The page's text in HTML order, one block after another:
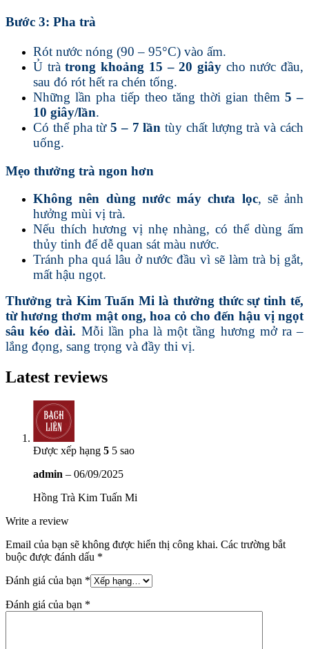
Bước 3: Pha trà
Rót nước nóng (90 – 95°C) vào ấm.
Ủ tràtrong khoảng 15 – 20 giâycho nước đầu,
sau đó rót hết ra chén tống.
Những lần pha tiếp theo tăng thời gian thêm 5 –
10 giây/lần.
Có thể pha từ5 – 7 lần tùy chất lượng trà và cách
uống.
Mẹo thưởng trà ngon hơn
Không nên dùng nước máy chưa lọc, sẽ ảnh
hưởng mùi vị trà.
Nếu thích hương vị nhẹ nhàng, có thể dùng ấm
thủy tinh để dễ quan sát màu nước.
Tránh pha quá lâu ở nước đầu vì sẽ làm trà bị gắt,
mất hậu ngọt.
Thưởng trà Kim Tuấn Mi là thưởng thức sự tinh tế,
từ hương thơm mật ong, hoa cỏ cho đến hậu vị ngọt
sâu kéo dài. Mỗi lần pha là một tầng hương mở ra –
lắng đọng, sang trọng và đầy thi vị.
Latest reviews
Được xếp hạng 5 5 sao
admin – 06/09/2025
Hồng Trà Kim Tuấn Mi
Write a review
Email của bạn sẽ không được hiển thị công khai. Các trường bắt
buộc được đánh dấu *
Đánh giá của bạn *
Đánh giá của bạn *